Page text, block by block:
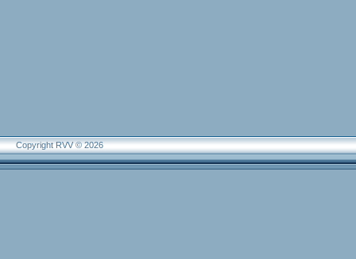
Copyright RVV © 2026